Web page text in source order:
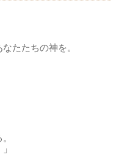
たたちの神を。